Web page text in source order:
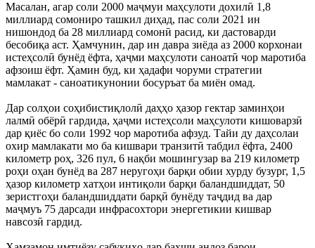
Масалан, агар соли 2000 маҷмуи маҳсулоти дохилӣ 1,8
миллиард сомониро ташкил диҳад, пас соли 2021 ин
нишондод ба 28 миллиард сомонӣ расид, ки дастоварди
бесобиқа аст. Ҳамчунин, дар ин давра зиёда аз 2000 корхонаи
истеҳсолӣ бунёд ёфта, ҳаҷми маҳсулоти саноатӣ чор маротиба
афзоиш ёфт. Ҳамин буд, ки ҳадафи чоруми стратегии
мамлакат - саноатикунонии босуръат ба миён омад.
Дар солҳои соҳибистиқлолӣ даҳҳо ҳазор гектар заминҳои
лалмӣ обёрӣ гардида, ҳаҷми истеҳсоли маҳсулоти кишоварзӣ
дар қиёс бо соли 1992 чор маротиба афзуд. Тайи ду даҳсолаи
охир мамлакати мо ба кишвари транзитӣ табдил ёфта, 2400
километр роҳ, 326 пул, 6 нақби мошингузар ва 219 километр
роҳи оҳан бунёд ва 287 неругоҳи барқи обии хурду бузург, 1,5
ҳазор километр хатҳои интиқоли барқи баландшиддат, 50
зеристгоҳи баландшиддати барқӣ бунёду таҷдид ва дар
маҷмуъ 75 дарсади инфрасохтори энергетикии кишвар
навсозӣ гардид.